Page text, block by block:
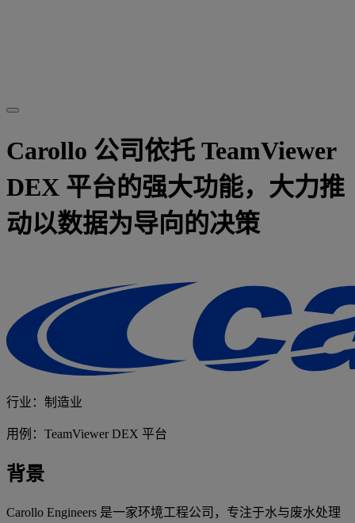
Carollo 公司依托 TeamViewer
DEX 平台的强大功能，大力推
动以数据为导向的决策
行业：制造业
用例：TeamViewer DEX 平台
背景
Carollo Engineers 是一家环境工程公司，专注于水与废水处理